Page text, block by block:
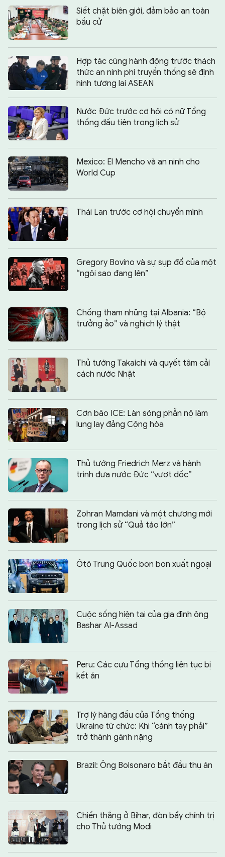
Siết chặt biên giới, đảm bảo an toàn
bầu cử
Hợp tác cùng hành động trước thách
thức an ninh phi truyền thống sẽ định
hình tương lai ASEAN
Nước Đức trước cơ hội có nữ Tổng
thống đầu tiên trong lịch sử
Mexico: El Mencho và an ninh cho
World Cup
Thái Lan trước cơ hội chuyển mình
Gregory Bovino và sự sụp đổ của một
“ngôi sao đang lên”
Chống tham nhũng tại Albania: “Bộ
trưởng ảo” và nghịch lý thật
Thủ tướng Takaichi và quyết tâm cải
cách nước Nhật
Cơn bão ICE: Làn sóng phẫn nộ làm
lung lay đảng Cộng hòa
Thủ tướng Friedrich Merz và hành
trình đưa nước Đức “vượt dốc”
Zohran Mamdani và một chương mới
trong lịch sử “Quả táo lớn”
Ôtô Trung Quốc bon bon xuất ngoại
Cuộc sống hiện tại của gia đình ông
Bashar Al-Assad
Peru: Các cựu Tổng thống liên tục bị
kết án
Trợ lý hàng đầu của Tổng thống
Ukraine từ chức: Khi “cánh tay phải”
trở thành gánh nặng
Brazil: Ông Bolsonaro bắt đầu thụ án
Chiến thắng ở Bihar, đòn bẩy chính trị
cho Thủ tướng Modi